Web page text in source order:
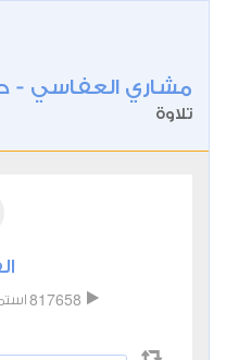
مشاري العفاسي
تلاوة
817658